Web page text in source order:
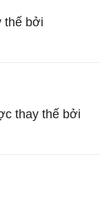
thế bởi
thay thế bởi